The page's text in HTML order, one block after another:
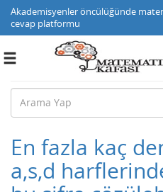
Akademisyenler öncülüğünde
cevap platformu
Toggle
En fazla kaç
a,s,d